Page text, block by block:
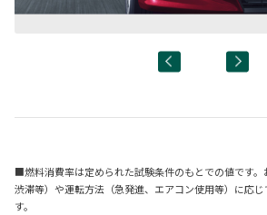
■燃料消費率は定められた試験条件のもとでの値です。
渋滞等）や運転方法（急発進、エアコン使用等）に応
す。